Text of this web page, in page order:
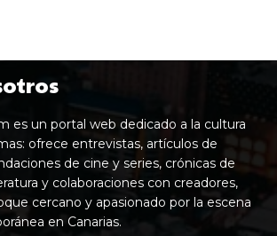
es un portal web dedicado a la cultura
ofrece entrevistas, artículos de
de cine y series, crónicas de
y colaboraciones con creadores,
cercano y apasionado por la escena
en Canarias.